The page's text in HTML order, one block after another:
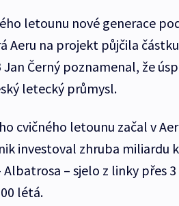
letounu nové generace
Aeru na projekt půjčila
Jan Černý poznamenal, že
letecký průmysl.
cvičného letounu začal v
investoval zhruba miliardu
Albatrosa – sjelo z linky přes
létá.